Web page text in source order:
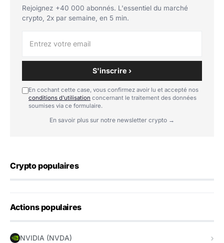
Rejoignez +40 000 abonnés. L'essentiel du marché
crypto, 2x par semaine, en 5 min.
S'inscrire ›
En cochant cette case, vous confirmez avoir lu et accepté nos
conditions d'utilisation concernant le traitement des données
soumises via ce formulaire.
En savoir plus sur notre newsletter crypto →
Crypto populaires
Actions populaires
NVIDIA (NVDA)